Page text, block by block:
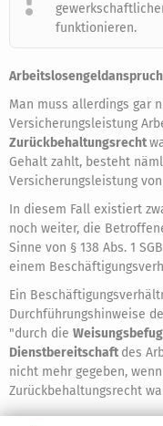
funktionieren.
Man muss allerdings gar
Versicherungsleistung
Zurückbehaltungsrecht
Gehalt zahlt, besteht
Versicherungsleistung
In diesem Fall existiert
noch weiter, die
Sinne von § 138 Abs. 1
einem
Ein
Durchführungshinweise
"durch die
Dienstbereitschaftdes
nicht mehr gegeben,
Zurückbehaltungsrecht